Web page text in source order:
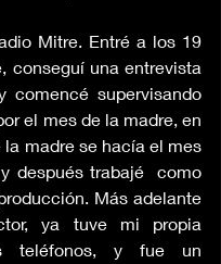
Mitre. Entré a los 19
conseguí una entrevista
comencé supervisando
el mes de la madre, en
la madre se hacía el mes
después trabajé  como
Más adelante
ya tuve mi propia
teléfonos, y fue un